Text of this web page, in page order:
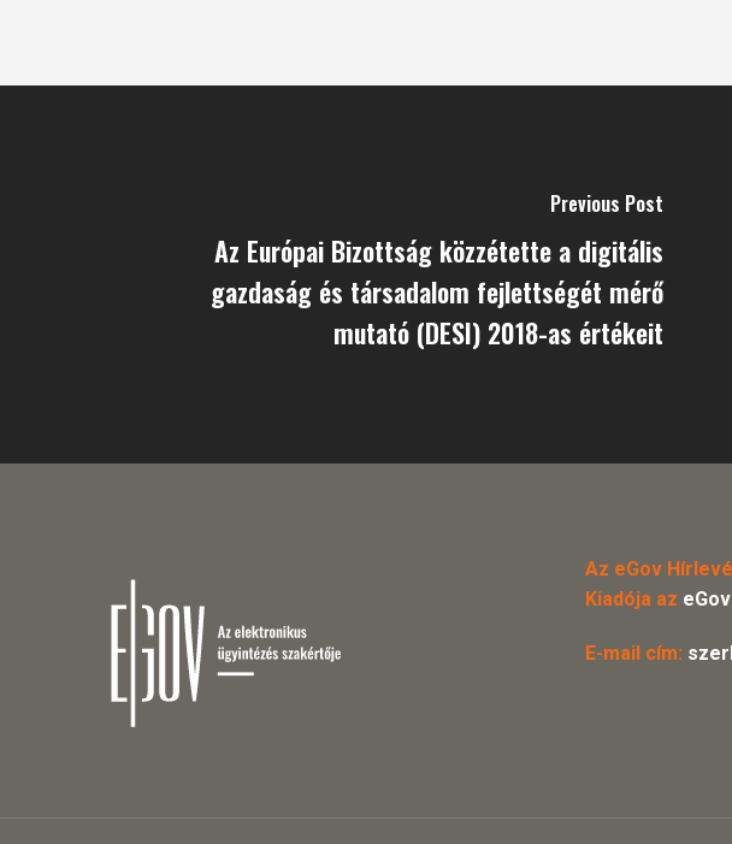
Previous Post
Az Európai Bizottság közzétette a digitális
gazdaság és társadalom fejlettségét mérő
mutató (DESI) 2018-as értékeit
Az eGov
Kiadója az
E-mail cím: